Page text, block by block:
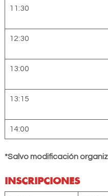
11:30
12:30
13:00
13:15
14:00
*Salvo modificación
INSCRIPCIONES